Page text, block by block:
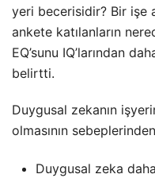
yeri becerisidir? Bir işe
ankete katılanların
EQ’sunu IQ’larından
belirtti.
Duygusal zekanın
olmasının
Duygusal zeka